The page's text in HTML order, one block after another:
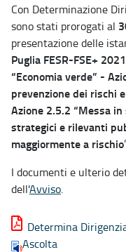
Con Determinazione
sono stati prorogati al
presentazione delle
Puglia FESR-FSE+
“Economia verde” -
prevenzione dei rischi
Azione 2.5.2 “Messa
strategici e rilevanti
maggiormente a rischio
I documenti e ulterio
dell'Avviso.
Determina
Ascolta